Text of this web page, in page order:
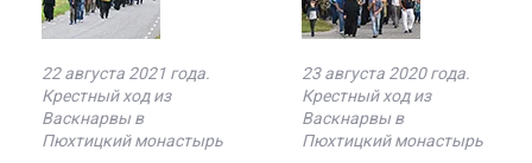
22 августа 2021 года.
Крестный ход из
Васкнарвы в
Пюхтицкий монастырь
23 августа 2020 года.
Крестный ход из
Васкнарвы в
Пюхтицкий монастырь